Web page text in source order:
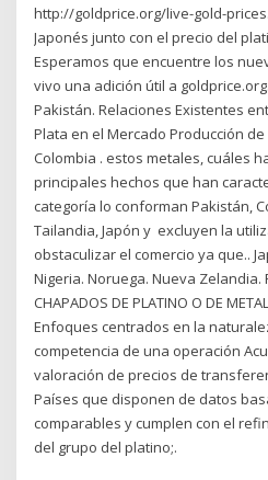
http://goldprice.org/live-gold-
Japonés junto con el precio del
Esperamos que encuentre los
vivo una adición útil a
Pakistán. Relaciones Existentes
Plata en el Mercado Producción
Colombia . estos metales, cuáles
principales hechos que han
categoría lo conforman Pakistán,
Tailandia, Japón y excluyen la
obstaculizar el comercio ya que..
Nigeria. Noruega. Nueva Zelandia.
CHAPADOS DE PLATINO O DE
Enfoques centrados en la
competencia de una operación
valoración de precios de
Países que disponen de datos
comparables y cumplen con el
del grupo del platino;.